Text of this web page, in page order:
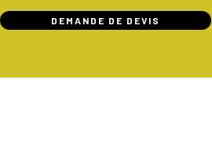
DEMANDE DE DEVIS